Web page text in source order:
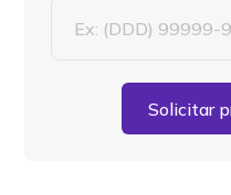
Solicitar